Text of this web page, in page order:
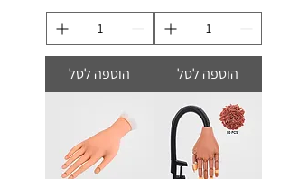
הוספה לסל הוספה לסל